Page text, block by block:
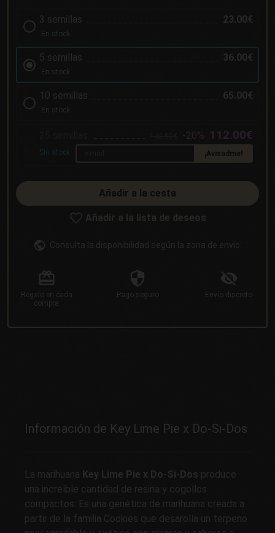
3 semillas 23.00€
En stock
5 semillas 36.00€
En stock
10 semillas 65.00€
En stock
-20% 112.00€
Sin stock. ¡Avisadme!
Añadir a la cesta
Añadir a la lista de deseos
Consulta la disponibilidad según la zona de envío.
Regalo en cada
compra
Pago seguro Envío discreto
Información de Key Lime Pie x Do-Si-Dos
La marihuana Key Lime Pie x Do-Si-Dos produce
una increíble cantidad de resina y cogollos
compactos. Es una genética de marihuana creada a
partir de la familia Cookies que desarolla un terpeno